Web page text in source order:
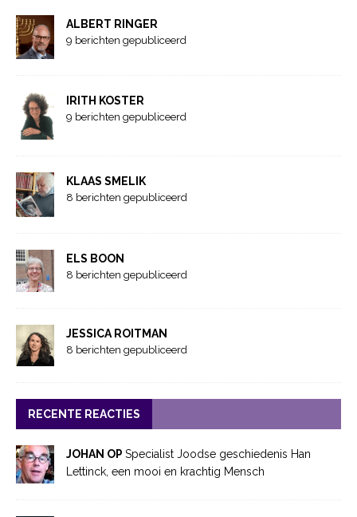
ALBERT RINGER
9 berichten gepubliceerd
IRITH KOSTER
9 berichten gepubliceerd
KLAAS SMELIK
8 berichten gepubliceerd
ELS BOON
8 berichten gepubliceerd
JESSICA ROITMAN
8 berichten gepubliceerd
RECENTE REACTIES
JOHAN OP Specialist Joodse geschiedenis Han
Lettinck, een mooi en krachtig Mensch